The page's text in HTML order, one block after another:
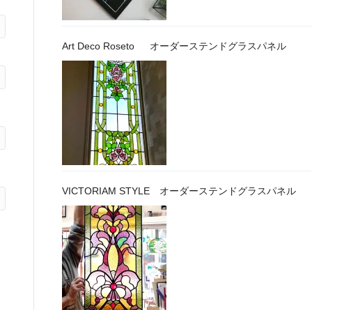
Art Deco Roseto オーダーステンドグラスパネル
VICTORIAM STYLE オーダーステンドグラスパネル